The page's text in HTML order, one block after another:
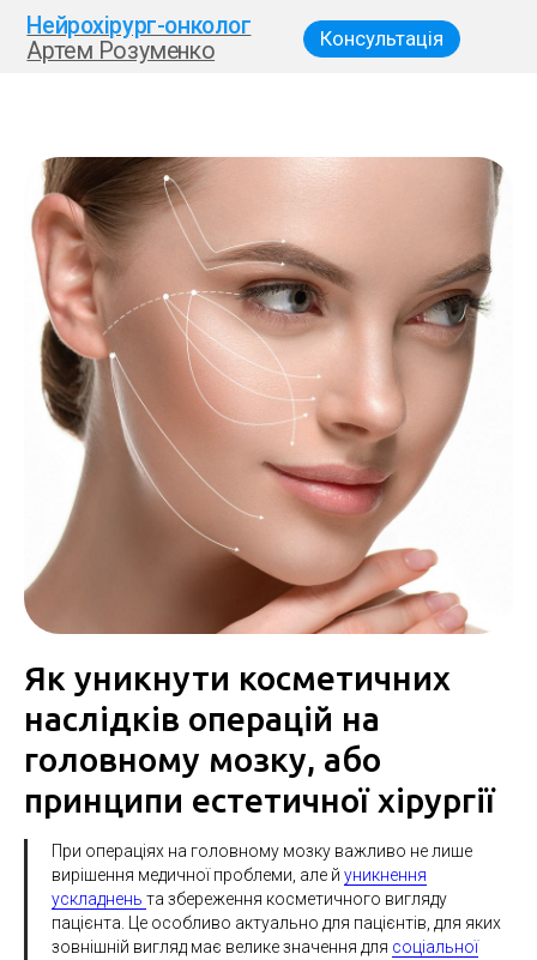
Нейрохірург-онколог
Артем Розуменко Консультація
Як уникнути косметичних
наслідків операцій на
головному мозку, або
принципи естетичної хірургії
При операціях на головному мозку важливо не лише
вирішення медичної проблеми, але й уникнення
ускладнень та збереження косметичного вигляду
пацієнта. Це особливо актуально для пацієнтів, для яких
зовнішній вигляд має велике значення для соціальної